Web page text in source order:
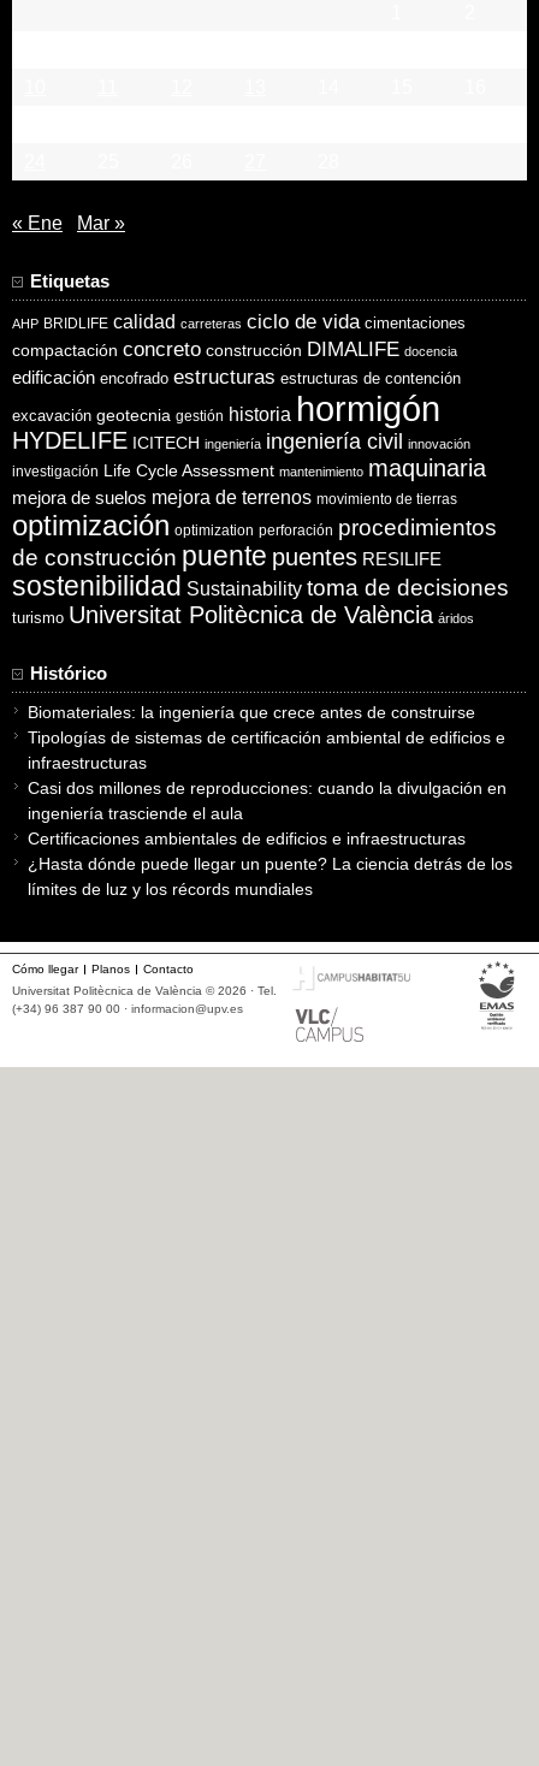
« Ene Mar »
Etiquetas
AHP BRIDLIFE calidad carreteras ciclo de vida cimentaciones
compactación concreto construcción DIMALIFE docencia
edificación encofrado estructuras estructuras de contención
excavación geotecnia gestión historia hormigón
HYDELIFE ICITECH ingeniería ingeniería civil innovación
investigación Life Cycle Assessment mantenimiento maquinaria
mejora de suelos mejora de terrenos movimiento de tierras
optimización optimization perforación procedimientos
de construcción puente puentes RESILIFE
sostenibilidad Sustainability toma de decisiones
turismo Universitat Politècnica de València áridos
Histórico
Biomateriales: la ingeniería que crece antes de construirse
Tipologías de sistemas de certificación ambiental de edificios e
infraestructuras
Casi dos millones de reproducciones: cuando la divulgación en
ingeniería trasciende el aula
Certificaciones ambientales de edificios e infraestructuras
¿Hasta dónde puede llegar un puente? La ciencia detrás de los
límites de luz y los récords mundiales
Cómo llegar Planos
Contacto
Universitat Politècnica de València © 2026 · Tel.
(+34) 96 387 90 00 · informacion@upv.es